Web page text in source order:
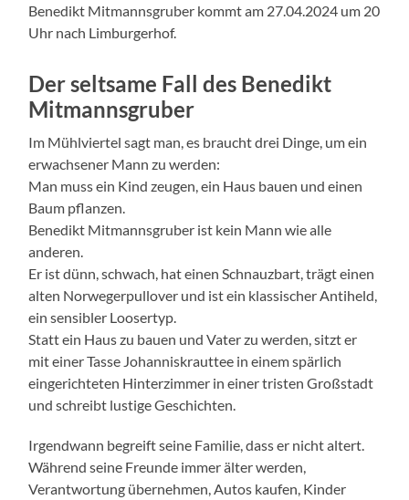
Benedikt Mitmannsgruber kommt am 27.04.2024 um 20
Uhr nach Limburgerhof.
Der seltsame Fall des Benedikt
Mitmannsgruber
Im Mühlviertel sagt man, es braucht drei Dinge, um ein
erwachsener Mann zu werden:
Man muss ein Kind zeugen, ein Haus bauen und einen
Baum pflanzen.
Benedikt Mitmannsgruber ist kein Mann wie alle
anderen.
Er ist dünn, schwach, hat einen Schnauzbart, trägt einen
alten Norwegerpullover und ist ein klassischer Antiheld,
ein sensibler Loosertyp.
Statt ein Haus zu bauen und Vater zu werden, sitzt er
mit einer Tasse Johanniskrauttee in einem spärlich
eingerichteten Hinterzimmer in einer tristen Großstadt
und schreibt lustige Geschichten.
Irgendwann begreift seine Familie, dass er nicht altert.
Während seine Freunde immer älter werden,
Verantwortung übernehmen, Autos kaufen, Kinder